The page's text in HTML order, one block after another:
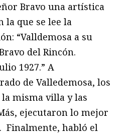
Bravo una artística
la que se lee la
“Valldemosa a su
del Rincón.
1927.” A
de Valledemosa, los
misma villa y las
ejecutaron lo mejor
Finalmente, habló el